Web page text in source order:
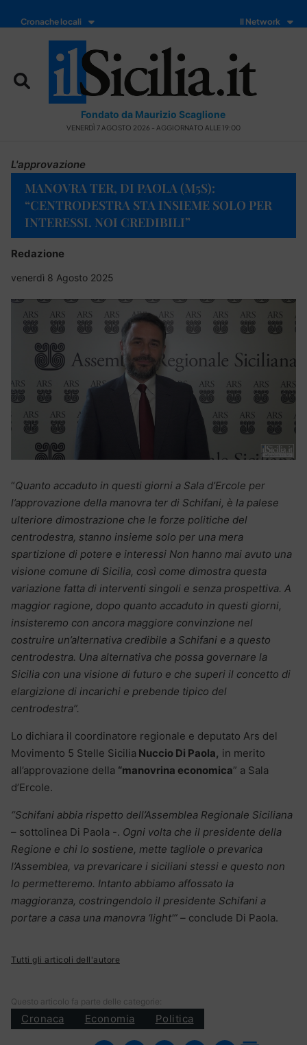
Cronache locali Il Network
Fondato da Maurizio Scaglione
VENERDÌ 7 AGOSTO 2026 - AGGIORNATO ALLE 19:00
L'approvazione
MANOVRA TER, DI PAOLA (M5S):
“CENTRODESTRA STA INSIEME SOLO PER
INTERESSI. NOI CREDIBILI”
Redazione
venerdì 8 Agosto 2025
“Quanto accaduto in questi giorni a Sala d’Ercole per
l’approvazione della manovra ter di Schifani, è la palese
ulteriore dimostrazione che le forze politiche del
centrodestra, stanno insieme solo per una mera
spartizione di potere e interessi Non hanno mai avuto una
visione comune di Sicilia, così come dimostra questa
variazione fatta di interventi singoli e senza prospettiva. A
maggior ragione, dopo quanto accaduto in questi giorni,
insisteremo con ancora maggiore convinzione nel
costruire un’alternativa credibile a Schifani e a questo
centrodestra. Una alternativa che possa governare la
Sicilia con una visione di futuro e che superi il concetto di
elargizione di incarichi e prebende tipico del
centrodestra”.
Lo dichiara il coordinatore regionale e deputato Ars del
Movimento 5 Stelle Sicilia Nuccio Di Paola, in merito
all’approvazione della “manovrina economica” a Sala
d’Ercole.
“Schifani abbia rispetto dell’Assemblea Regionale Siciliana
– sottolinea Di Paola -. Ogni volta che il presidente della
Regione e chi lo sostiene, mette tagliole o prevarica
l’Assemblea, va prevaricare i siciliani stessi e questo non
lo permetteremo. Intanto abbiamo affossato la
maggioranza, costringendolo il presidente Schifani a
portare a casa una manovra ‘light'” – conclude Di Paola.
Tutti gli articoli dell'autore
Questo articolo fa parte delle categorie:
Cronaca Economia Politica